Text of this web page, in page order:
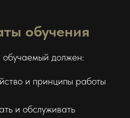
обучения
должен:
и принципы работы
и обслуживать